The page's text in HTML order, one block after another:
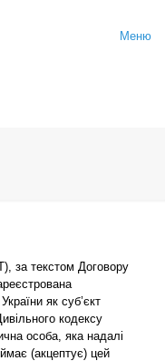
Меню
за текстом Договору
як суб’єкт
кодексу
особа, яка надалі
(акцептує) цей